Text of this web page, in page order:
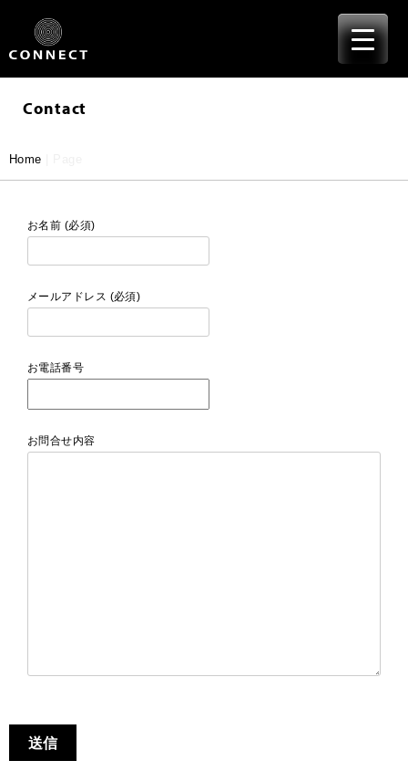
content
Contact
Home
お名前 (必須)
メールアドレス (必須)
お電話番号
お問合せ内容